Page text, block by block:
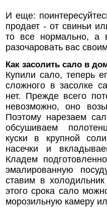
И еще:
продает - от свиньи
то все нормально, а
разочаровать вас
Как засолить сало в
Купили сало, теперь
сложного в засолке
нет. Прежде всего
невозможно, оно
Поэтому нарезаем
обсушиваем
куски в крупной
насечки и
Кладем
эмалированную
ставим в
этого срока сало
морозильную камеру